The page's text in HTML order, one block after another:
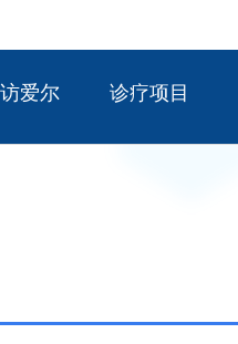
爱尔 诊疗项目